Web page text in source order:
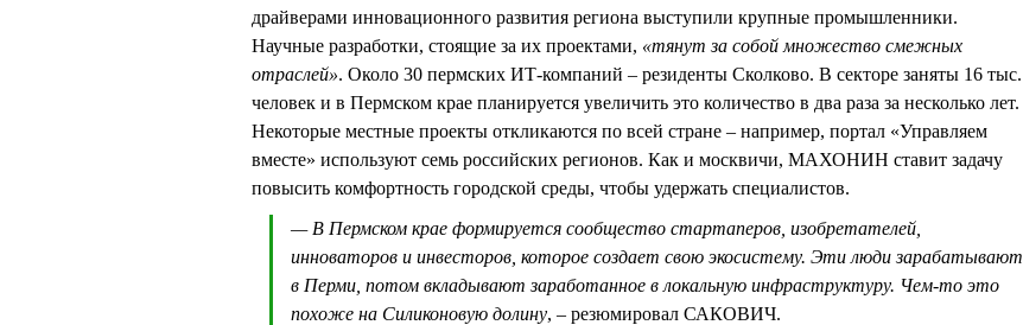
драйверами инновационного развития региона выступили крупные промышленники.
Научные разработки, стоящие за их проектами, «тянут за собой множество смежных
отраслей». Около 30 пермских ИТ-компаний – резиденты Сколково. В секторе заняты 16 тыс.
человек и в Пермском крае планируется увеличить это количество в два раза за несколько лет.
Некоторые местные проекты откликаются по всей стране – например, портал «Управляем
вместе» используют семь российских регионов. Как и москвичи, МАХОНИН ставит задачу
повысить комфортность городской среды, чтобы удержать специалистов.
— В Пермском крае формируется сообщество стартаперов, изобретателей,
инноваторов и инвесторов, которое создает свою экосистему. Эти люди зарабатывают
в Перми, потом вкладывают заработанное в локальную инфраструктуру. Чем-то это
похоже на Силиконовую долину, – резюмировал САКОВИЧ.